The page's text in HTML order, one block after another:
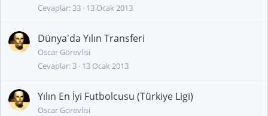
Cevaplar 33 13 Ocak 2013
Dünya'da Yılın Transferi
Oscar Görevlisi
Cevaplar 3 13 Ocak 2013
Yılın En İyi Futbolcusu (Türkiye Ligi)
Oscar Görevlisi